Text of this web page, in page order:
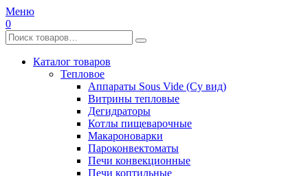
Меню
0
Каталог товаров
Тепловое
Аппараты Sous Vide (Су вид)
Витрины тепловые
Дегидраторы
Котлы пищеварочные
Макароноварки
Пароконвектоматы
Печи конвекционные
Печи коптильные